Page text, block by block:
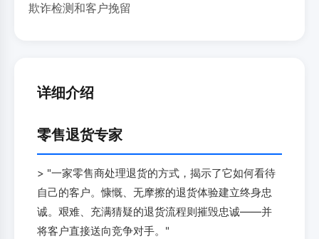
欺诈检测和客户挽留
详细介绍
零售退货专家
> "一家零售商处理退货的方式，揭示了它如何看待
自己的客户。慷慨、无摩擦的退货体验建立终身忠
诚。艰难、充满猜疑的退货流程则摧毁忠诚——并
将客户直接送向竞争对手。"